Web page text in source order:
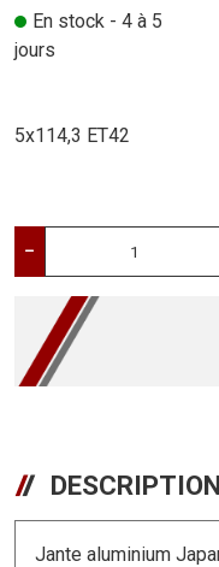
En stock - 4 à 5
jours
5x114,3 ET42
DESCRIPTION
Jante aluminium